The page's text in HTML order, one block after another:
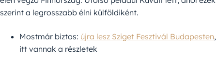
szerint a legrosszabb élni külföldiként.
Mostmár biztos: újra lesz Sziget Fesztivál Budapesten,
itt vannak a részletek